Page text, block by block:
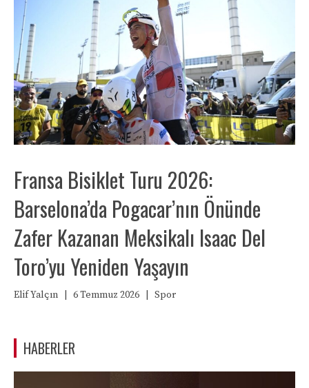
Fransa Bisiklet Turu 2026:
Barselona’da Pogacar’nın Önünde
Zafer Kazanan Meksikalı Isaac Del
Toro’yu Yeniden Yaşayın
Elif Yalçın 6 Temmuz 2026 Spor
HABERLER